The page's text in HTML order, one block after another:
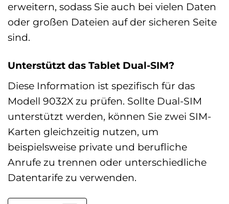
erweitern, sodass Sie auch bei vielen Daten
oder großen Dateien auf der sicheren Seite
sind.
Unterstützt das Tablet Dual-SIM?
Diese Information ist spezifisch für das
Modell 9032X zu prüfen. Sollte Dual-SIM
unterstützt werden, können Sie zwei SIM-
Karten gleichzeitig nutzen, um
beispielsweise private und berufliche
Anrufe zu trennen oder unterschiedliche
Datentarife zu verwenden.